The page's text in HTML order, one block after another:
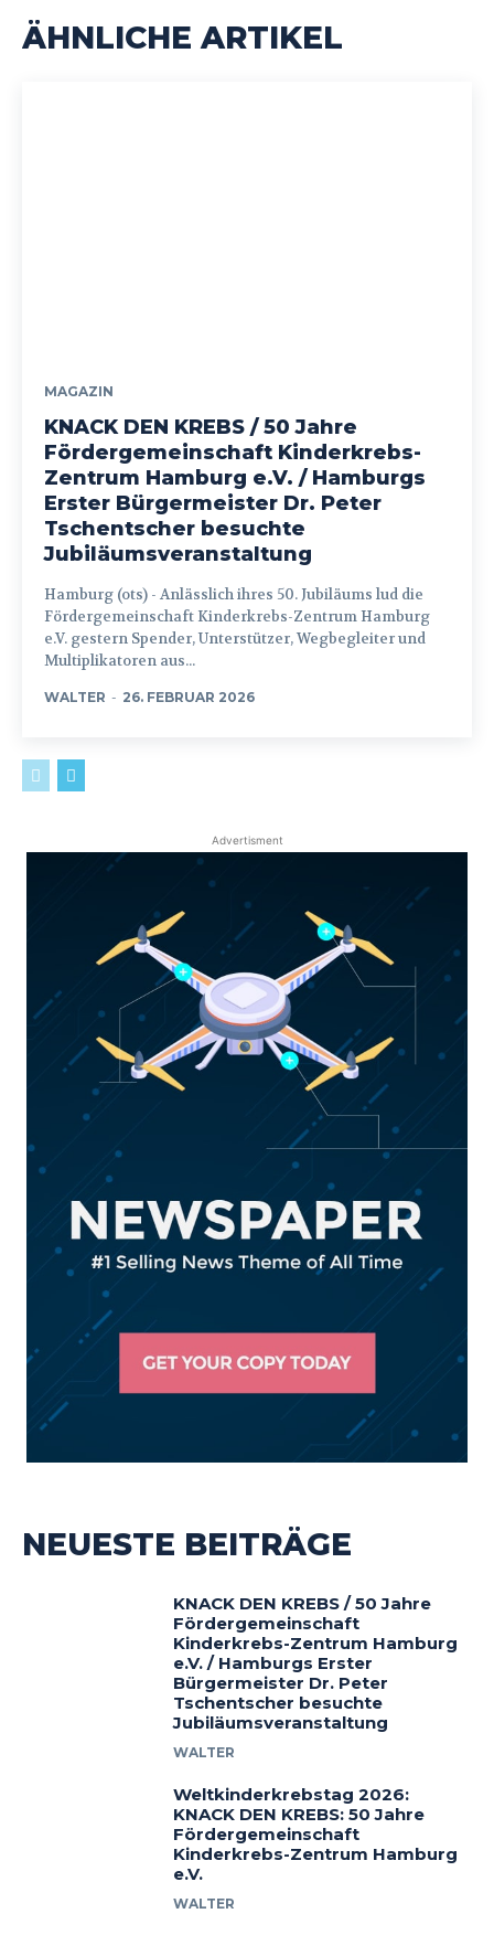
ÄHNLICHE ARTIKEL
MAGAZIN
KNACK DEN KREBS / 50 Jahre
Fördergemeinschaft Kinderkrebs-
Zentrum Hamburg e.V. / Hamburgs
Erster Bürgermeister Dr. Peter
Tschentscher besuchte
Jubiläumsveranstaltung
Hamburg (ots) - Anlässlich ihres 50. Jubiläums lud die
Fördergemeinschaft Kinderkrebs-Zentrum Hamburg
e.V. gestern Spender, Unterstützer, Wegbegleiter und
Multiplikatoren aus...
WALTER - 26. FEBRUAR 2026
Advertisment
NEUESTE BEITRÄGE
KNACK DEN KREBS / 50 Jahre
Fördergemeinschaft
Kinderkrebs-Zentrum Hamburg
e.V. / Hamburgs Erster
Bürgermeister Dr. Peter
Tschentscher besuchte
Jubiläumsveranstaltung
WALTER
Weltkinderkrebstag 2026:
KNACK DEN KREBS: 50 Jahre
Fördergemeinschaft
Kinderkrebs-Zentrum Hamburg
e.V.
WALTER